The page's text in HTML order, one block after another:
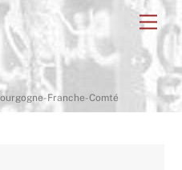
Franche-Comté